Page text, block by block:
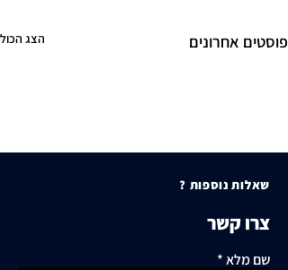
פוסטים אחרונים הצג הכול
שאלות נוספות ?
צרו קשר
שם מלא